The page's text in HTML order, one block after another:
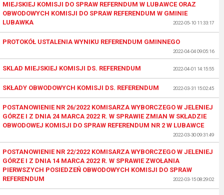
MIEJSKIEJ KOMISJI DO SPRAW REFERNDUM W LUBAWCE ORAZ
OBWODOWYCH KOMISJI DO SPRAW REFERENDUM W GMINIE
LUBAWKA
2022-05-10 11:33:17
PROTOKÓŁ USTALENIA WYNIKU REFERENDUM GMINNEGO
2022-04-04 09:05:16
SKLAD MIEJSKIEJ KOMISJI DS. REFERENDUM 2022-04-01 14:15:55
SKŁADY OBWODOWYCH KOMISJI DS. REFERENDUM 2022-03-31 15:02:45
POSTANOWIENIE NR 26/2022 KOMISARZA WYBORCZEGO W JELENIEJ
GÓRZE I Z DNIA 24 MARCA 2022 R. W SPRAWIE ZMIAN W SKŁADZIE
OBWODOWEJ KOMISJI DO SPRAW REFERENDUM NR 2 W LUBAWCE
2022-03-30 09:31:49
POSTANOWIENIE NR 22/2022 KOMISARZA WYBORCZEGO W JELENIEJ
GÓRZE I Z DNIA 14 MARCA 2022 R. W SPRAWIE ZWOŁANIA
PIERWSZYCH POSIEDZEŃ OBWODOWYCH KOMISJI DO SPRAW
REFERENDUM
2022-03-15 08:29:02